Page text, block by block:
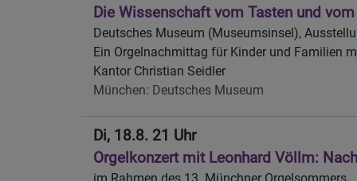
Die Wissenschaft vom Tasten und
Deutsches Museum (Museumsinsel),
Ein Orgelnachmittag für Kinder und Familien
Kantor Christian Seidler
München Deutsches Museum
Di, 18.8. 21 Uhr
Orgelkonzert mit Leonhard Völlm: